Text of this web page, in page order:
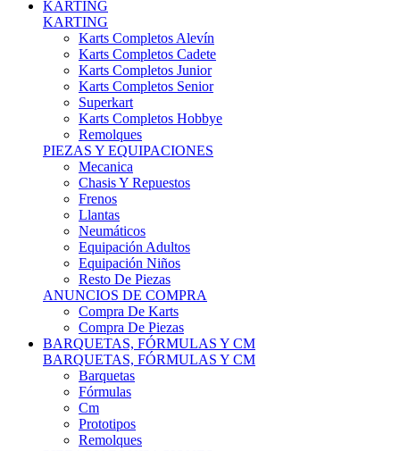
KARTING
KARTING
Karts Completos Alevín
Karts Completos Cadete
Karts Completos Junior
Karts Completos Senior
Superkart
Karts Completos Hobbye
Remolques
PIEZAS Y EQUIPACIONES
Mecanica
Chasis Y Repuestos
Frenos
Llantas
Neumáticos
Equipación Adultos
Equipación Niños
Resto De Piezas
ANUNCIOS DE COMPRA
Compra De Karts
Compra De Piezas
BARQUETAS, FÓRMULAS Y CM
BARQUETAS, FÓRMULAS Y CM
Barquetas
Fórmulas
Cm
Prototipos
Remolques